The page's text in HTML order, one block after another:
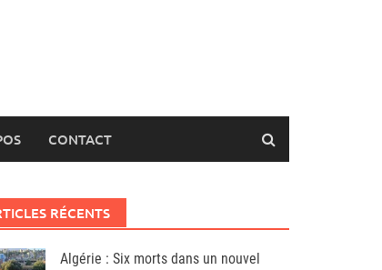
CONTACT
RÉCENTS
Algérie : Six morts dans un nouvel